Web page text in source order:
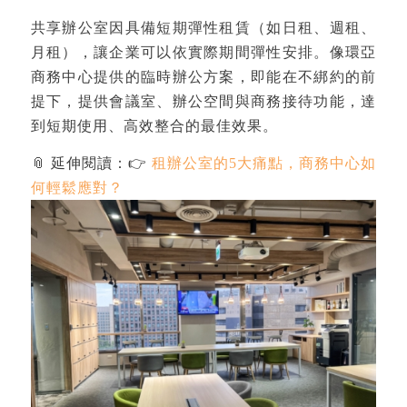
共享辦公室因具備短期彈性租賃（如日租、週租、
月租），讓企業可以依實際期間彈性安排。像環亞
商務中心提供的臨時辦公方案，即能在不綁約的前
提下，提供會議室、辦公空間與商務接待功能，達
到短期使用、高效整合的最佳效果。
📎 延伸閱讀：👉 租辦公室的5大痛點，商務中心如
何輕鬆應對？